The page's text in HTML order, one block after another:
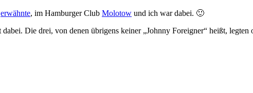
erwähnte, im Hamburger Club Molotow und ich war dabei. 🙂
Die drei, von denen übrigens keiner „Johnny Foreigner“ heißt,